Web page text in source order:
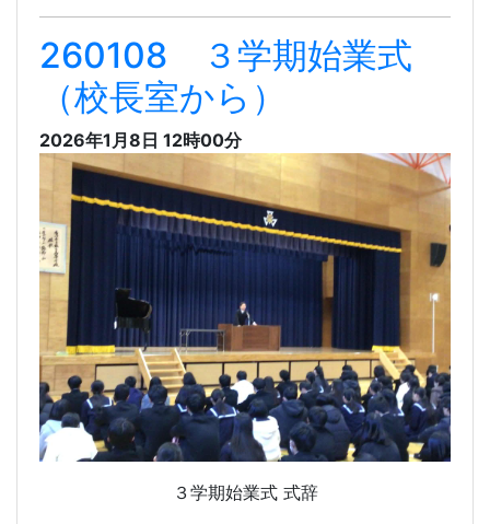
260108 ３学期始業式
（校長室から）
2026年1月8日 12時00分
３学期始業式 式辞